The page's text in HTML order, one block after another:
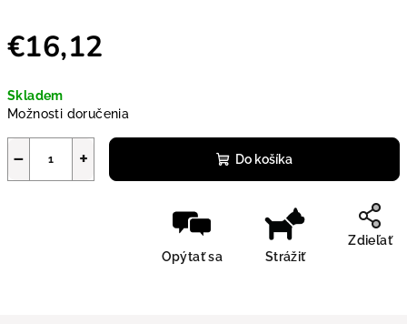
€16,12
Skladem
Možnosti doručenia
+
− Do košíka
Opýtať sa Strážiť
Zdieľať